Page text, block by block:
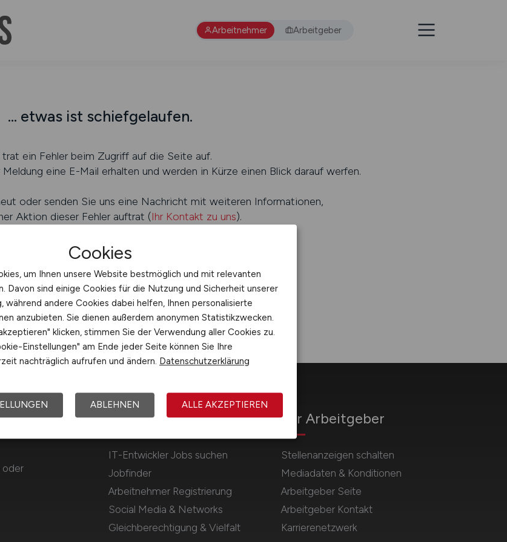
Arbeitnehmer Arbeitgeber
... etwas ist schiefgelaufen.
trat ein Fehler beim Zugriff auf die Seite auf.
eine E-Mail erhalten und werden in Kürze einen Blick darauf werfen.
oder senden Sie uns eine Nachricht mit weiteren Informationen,
Aktion dieser Fehler auftrat (Ihr Kontakt zu uns).
oder
Für Arbeitnehmer
IT-Entwickler Jobs suchen
Jobfinder
Arbeitnehmer Registrierung
Social Media & Networks
Gleichberechtigung & Vielfalt
Für Arbeitgeber
Stellenanzeigen schalten
Mediadaten & Konditionen
Arbeitgeber Seite
Arbeitgeber Kontakt
Karrierenetzwerk
Cookies
um Ihnen unsere Website bestmöglich und mit relevanten
Davon sind einige Cookies für die Nutzung und Sicherheit unserer
während andere Cookies dabei helfen, Ihnen personalisierte
anzubieten. Sie dienen außerdem anonymen Statistikzwecken.
klicken, stimmen Sie der Verwendung aller Cookies zu.
Einstellungen" am Ende jeder Seite können Sie Ihre
nachträglich aufrufen und ändern. Datenschutzerklärung
ABLEHNEN ALLE AKZEPTIEREN